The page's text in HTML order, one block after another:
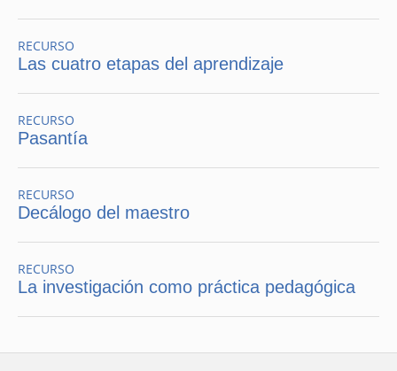
RECURSO
Las cuatro etapas del aprendizaje
RECURSO
Pasantía
RECURSO
Decálogo del maestro
RECURSO
La investigación como práctica pedagógica